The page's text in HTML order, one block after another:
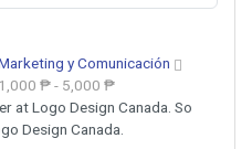
y Comunicación
1,000 ₱ - 5,000 ₱
at Logo Design Canada. So
Design Canada.